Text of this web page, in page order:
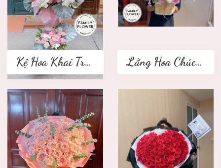
Kệ Hoa Khai Trương 2 tầng Lẵng Hoa Chúc Mừng